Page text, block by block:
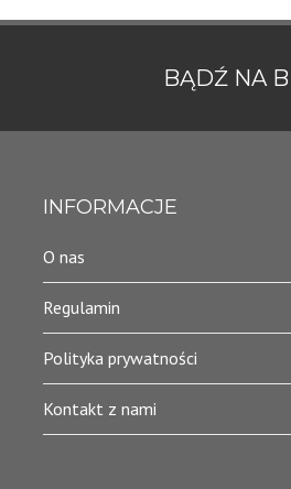
BĄDŹ NA
INFORMACJE
O nas
Regulamin
Polityka prywatności
Kontakt z nami